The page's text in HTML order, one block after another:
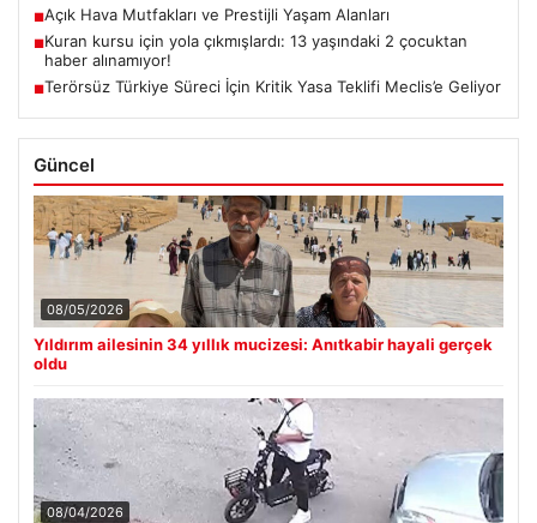
■Açık Hava Mutfakları ve Prestijli Yaşam Alanları
■Kuran kursu için yola çıkmışlardı: 13 yaşındaki 2 çocuktan
haber alınamıyor!
■Terörsüz Türkiye Süreci İçin Kritik Yasa Teklifi Meclis’e Geliyor
Güncel
08/05/2026
Yıldırım ailesinin 34 yıllık mucizesi: Anıtkabir hayali gerçek
oldu
08/04/2026